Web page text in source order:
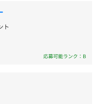
ルエネルギーマネジ
欠なサービスにお
安全で効率的な都
超えて 1922年にリチ
すが、わたしたちは
現代の気象予測が市
たちは街区単位での
ト
応募可能ランク：B